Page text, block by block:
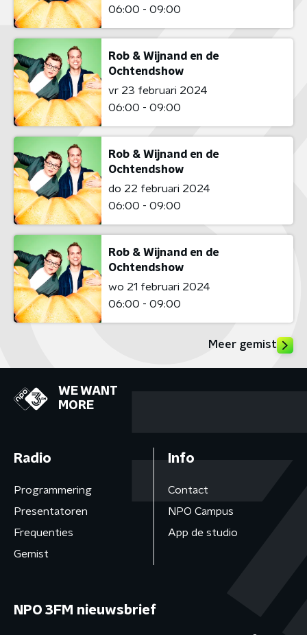
06:00 - 09:00
Rob & Wijnand en de
Ochtendshow
vr 23 februari 2024
06:00 - 09:00
Rob & Wijnand en de
Ochtendshow
do 22 februari 2024
06:00 - 09:00
Rob & Wijnand en de
Ochtendshow
wo 21 februari 2024
06:00 - 09:00
Meer gemist
WE WANT
MORE
Radio
Programmering
Presentatoren
Frequenties
Gemist
Info
Contact
NPO Campus
App de studio
NPO 3FM nieuwsbrief